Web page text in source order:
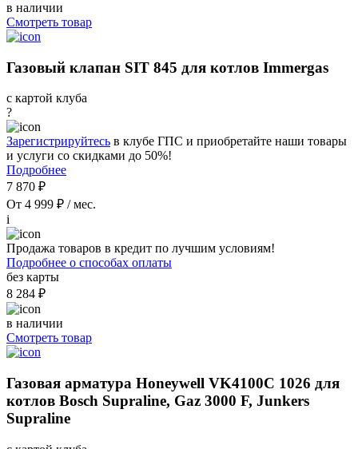
в наличии
Смотреть товар
Газовый клапан SIT 845 для котлов Immergas
с картой клуба
?
Зарегистрируйтесь в клубе ГПС и приобретайте наши товары
и услуги со скидками до 50%!
Подробнее
7 870 ₽
От 4 999 ₽ / мес.
i
Продажа товаров в кредит по лучшим условиям!
Подробнее о способах оплаты
без карты
8 284 ₽
в наличии
Смотреть товар
Газовая арматура Honeywell VK4100C 1026 для
котлов Bosch Supraline, Gaz 3000 F, Junkers
Supraline